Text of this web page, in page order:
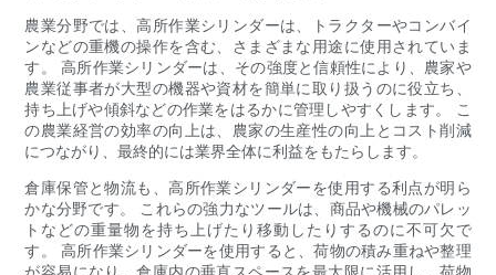
農業分野では、高所作業シリンダーは、トラクターやコンバイ
ンなどの重機の操作を含む、さまざまな用途に使用されていま
す。 高所作業シリンダーは、その強度と信頼性により、農家や
農業従事者が大型の機器や資材を簡単に取り扱うのに役立ち、
持ち上げや傾斜などの作業をはるかに管理しやすくします。 こ
の農業経営の効率の向上は、農家の生産性の向上とコスト削減
につながり、最終的には業界全体に利益をもたらします。
倉庫保管と物流も、高所作業シリンダーを使用する利点が明ら
かな分野です。 これらの強力なツールは、商品や機械のパレッ
トなどの重量物を持ち上げたり移動したりするのに不可欠で
す。 高所作業シリンダーを使用すると、荷物の積み重ねや整理